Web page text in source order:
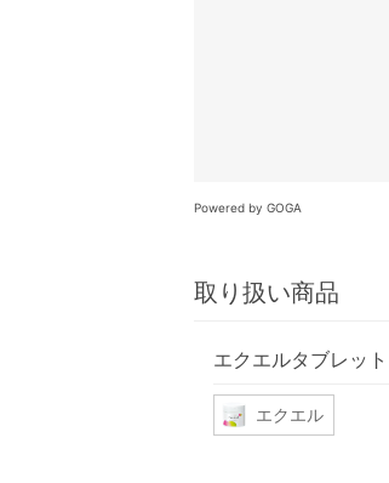
Powered by GOGA
取り扱い商品
エクエルタブレット
エクエル